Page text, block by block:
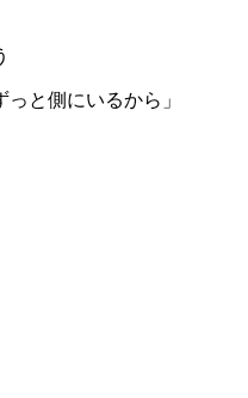
っと側にいるから」